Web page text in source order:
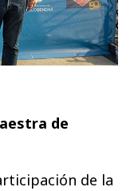
de
de la